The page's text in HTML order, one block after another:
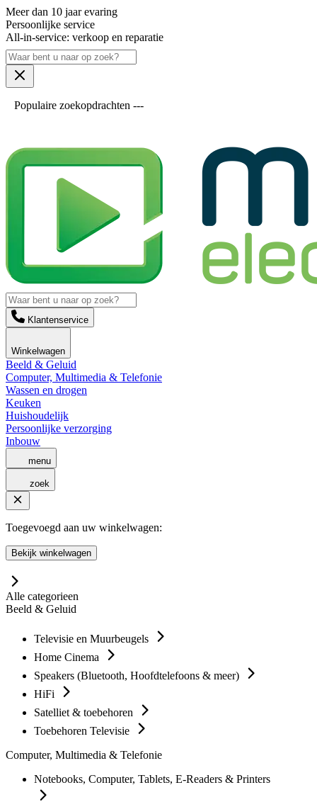
Meer dan 10 jaar evaring
Persoonlijke service
All-in-service: verkoop en reparatie
Populaire zoekopdrachten ---
Klantenservice
Winkelwagen
Beeld & Geluid
Computer, Multimedia & Telefonie
Wassen en drogen
Keuken
Huishoudelijk
Persoonlijke verzorging
Inbouw
menu
zoek
Toegevoegd aan uw winkelwagen:
Bekijk winkelwagen
Alle categorieen
Beeld & Geluid
Televisie en Muurbeugels
Home Cinema
Speakers (Bluetooth, Hoofdtelefoons & meer)
HiFi
Satelliet & toebehoren
Toebehoren Televisie
Computer, Multimedia & Telefonie
Notebooks, Computer, Tablets, E-Readers & Printers